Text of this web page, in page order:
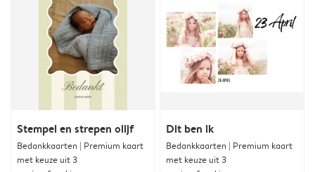
Stempel en strepen olijf
Bedankkaarten | Premium kaart
met keuze uit 3
Dit ben ik
Bedankkaarten | Premium kaart
met keuze uit 3